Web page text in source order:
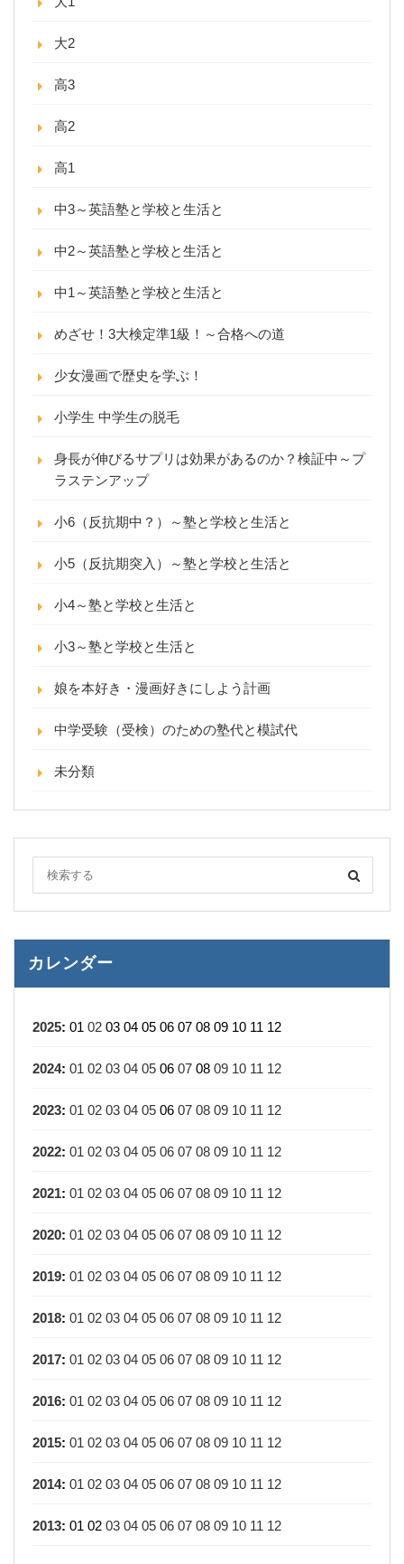
大2
高3
高2
高1
中3～英語塾と学校と生活と
中2～英語塾と学校と生活と
中1～英語塾と学校と生活と
めざせ！3大検定準1級！～合格への道
少女漫画で歴史を学ぶ！
小学生 中学生の脱毛
身長が伸びるサプリは効果があるのか？検証中～プ
ラステンアップ
小6（反抗期中？）～塾と学校と生活と
小5（反抗期突入）～塾と学校と生活と
小4～塾と学校と生活と
小3～塾と学校と生活と
娘を本好き・漫画好きにしよう計画
中学受験（受検）のための塾代と模試代
未分類
カレンダー
2025: 01 02 03 04 05 06 07 08 09 10 11 12
2024: 01 02 03 04 05 06 07 08 09 10 11 12
2023: 01 02 03 04 05 06 07 08 09 10 11 12
2022: 01 02 03 04 05 06 07 08 09 10 11 12
2021: 01 02 03 04 05 06 07 08 09 10 11 12
2020: 01 02 03 04 05 06 07 08 09 10 11 12
2019: 01 02 03 04 05 06 07 08 09 10 11 12
2018: 01 02 03 04 05 06 07 08 09 10 11 12
2017: 01 02 03 04 05 06 07 08 09 10 11 12
2016: 01 02 03 04 05 06 07 08 09 10 11 12
2015: 01 02 03 04 05 06 07 08 09 10 11 12
2014: 01 02 03 04 05 06 07 08 09 10 11 12
2013: 01 02 03 04 05 06 07 08 09 10 11 12